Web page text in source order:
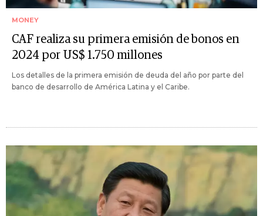
MONEY
CAF realiza su primera emisión de bonos en
2024 por US$ 1.750 millones
Los detalles de la primera emisión de deuda del año por parte del
banco de desarrollo de América Latina y el Caribe.